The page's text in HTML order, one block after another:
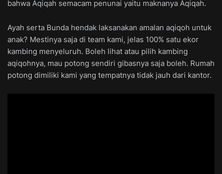
bahwa Aqiqah semacam penunai yaitu maknanya Aqiqah.
Ayah serta Bunda hendak laksanakan amalan aqiqoh untuk
anak? Mestinya saja di team kami, jelas 100% satu ekor
kambing menyeluruh. Boleh lihat atau pilih kambing
aqiqohnya, mau potong sendiri gibasnya saja boleh. Rumah
potong dimiliki kami yang tempatnya tidak jauh dari kantor.